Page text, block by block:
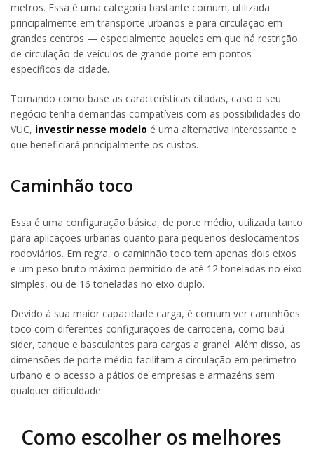
metros. Essa é uma categoria bastante comum, utilizada
principalmente em transporte urbanos e para circulação em
grandes centros — especialmente aqueles em que há restrição
de circulação de veículos de grande porte em pontos
específicos da cidade.
Tomando como base as características citadas, caso o seu
negócio tenha demandas compatíveis com as possibilidades do
VUC, investir nesse modelo é uma alternativa interessante e
que beneficiará principalmente os custos.
Caminhão toco
Essa é uma configuração básica, de porte médio, utilizada tanto
para aplicações urbanas quanto para pequenos deslocamentos
rodoviários. Em regra, o caminhão toco tem apenas dois eixos
e um peso bruto máximo permitido de até 12 toneladas no eixo
simples, ou de 16 toneladas no eixo duplo.
Devido à sua maior capacidade carga, é comum ver caminhões
toco com diferentes configurações de carroceria, como baú
sider, tanque e basculantes para cargas a granel. Além disso, as
dimensões de porte médio facilitam a circulação em perímetro
urbano e o acesso a pátios de empresas e armazéns sem
qualquer dificuldade.
Como escolher os melhores